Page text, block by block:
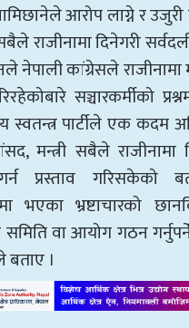
आरोप लाग्ने र उजुरी
राजीनामा दिनेगरी
नेपाली कांग्रेसले
सञ्चारकर्मीको
स्वतन्त्र पार्टीले एक कदम
मन्त्री सबैले राजीनामा
प्रस्ताव गरिसकेको
भएका भ्रष्टाचारको
समिति वा आयोग गठन
।